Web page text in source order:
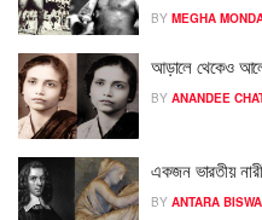
BY MEGHA
আড়ালে থেকেও আলো
BY ANANDEE
একজন ভারতীয়
BY ANTARA